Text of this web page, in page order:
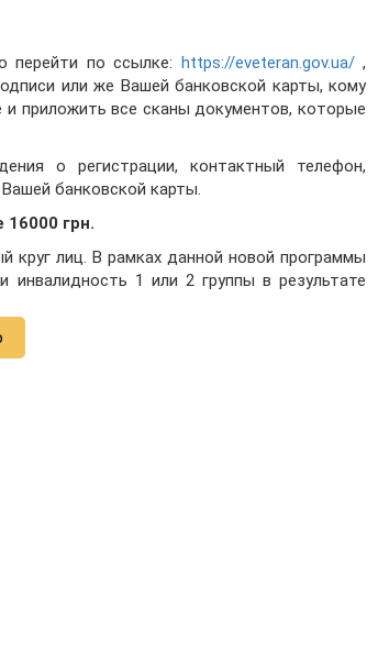
перейти по ссылке:
https://eveteran.gov.ua/,
или же Вашей банковской карты, кому
приложить все сканы документов, которые
о регистрации, контактный телефон,
банковской карты.
грн.
лиц. В рамках данной новой программы
1 или 2 группы в результате